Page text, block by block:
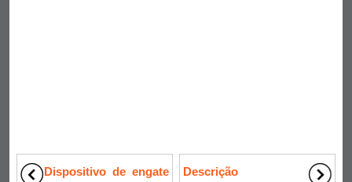
Dispositivo de engate
Descrição